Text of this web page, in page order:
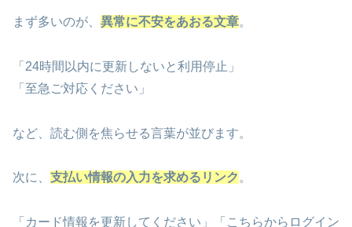
まず多いのが、 異常に不安をあおる文章。
「24時間以内に更新しないと利用停止」
「至急ご対応ください」
など、読む側を焦らせる言葉が並びます。
次に、 支払い情報の入力を求めるリンク。
「カード情報を更新してください」「こちらからログイン